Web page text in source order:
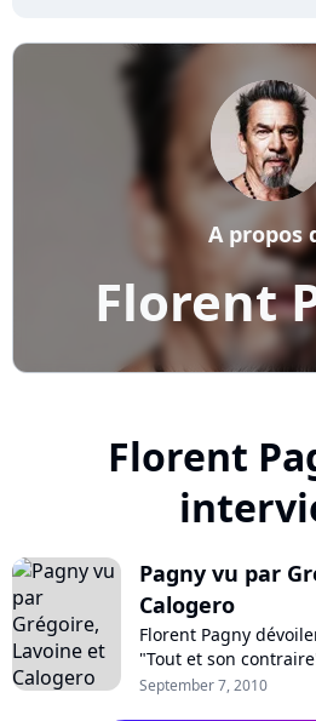
Florent
A propos
Florent
Pagny vu par
Calogero
Florent Pagny
"Tout et son
prochain. Un disque
September 7, 2010